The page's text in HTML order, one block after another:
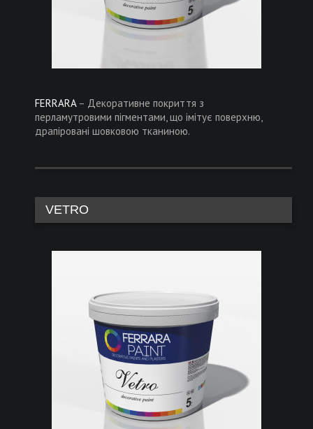
FERRARA– Декоративне покриття з
перламутровими пігментами, що імітує поверхню,
драпіровані шовковою тканиною.
VETRO